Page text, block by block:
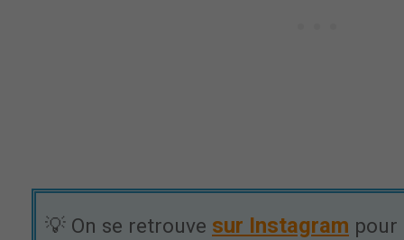
💡 On se retrouve sur Instagram pour